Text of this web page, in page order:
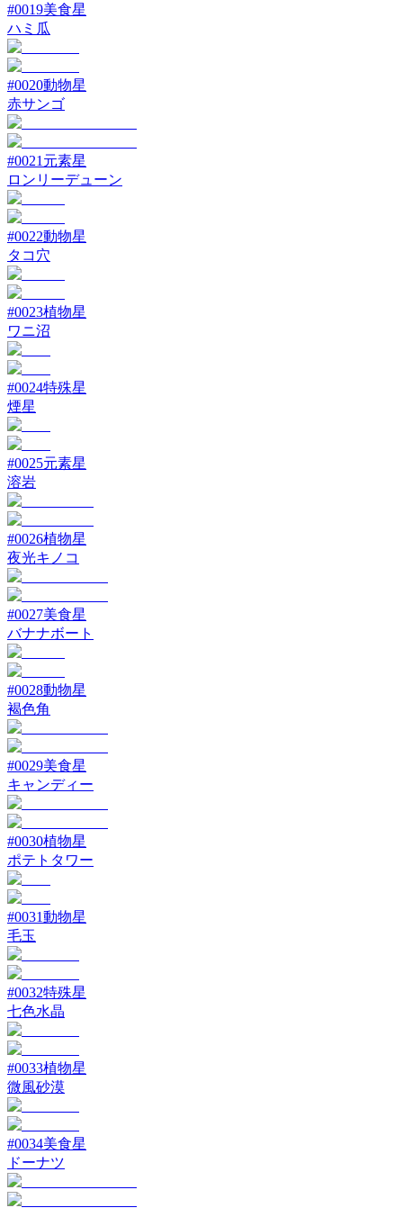
#0019美食星
ハミ瓜
#0020動物星
赤サンゴ
#0021 元素星
ロンリーデューン
#0022動物星
タコ穴
#0023植物星
ワニ沼
#0024特殊星
煙星
#0025元素星
溶岩
#0026植物星
夜光キノコ
#0027美食星
バナナボート
#0028動物星
褐色角
#0029美食星
キャンディー
#0030植物星
ポテトタワー
#0031動物星
毛玉
#0032特殊星
七色水晶
#0033植物星
微風砂漠
#0034美食星
ドーナツ